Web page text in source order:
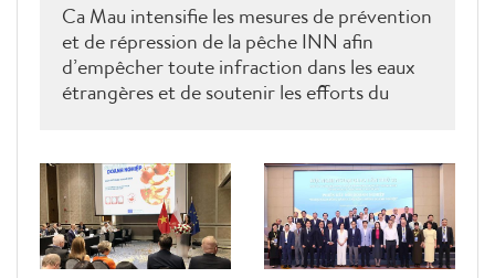
Ca Mau intensifie les mesures de prévention
et de répression de la pêche INN afin
d’empêcher toute infraction dans les eaux
étrangères et de soutenir les efforts du